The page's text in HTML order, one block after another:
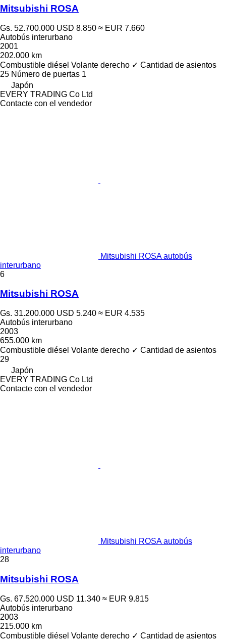
Mitsubishi ROSA
Gs. 52.700.000 USD 8.850 ≈ EUR 7.660
Autobús interurbano
2001
202.000 km
Combustible diésel Volante derecho ✓ Cantidad de asientos
25 Número de puertas 1
Japón
EVERY TRADING Co Ltd
Contacte con el vendedor
Mitsubishi ROSA autobús
interurbano
6
Mitsubishi ROSA
Gs. 31.200.000 USD 5.240 ≈ EUR 4.535
Autobús interurbano
2003
655.000 km
Combustible diésel Volante derecho ✓ Cantidad de asientos
29
Japón
EVERY TRADING Co Ltd
Contacte con el vendedor
Mitsubishi ROSA autobús
interurbano
28
Mitsubishi ROSA
Gs. 67.520.000 USD 11.340 ≈ EUR 9.815
Autobús interurbano
2003
215.000 km
Combustible diésel Volante derecho ✓ Cantidad de asientos